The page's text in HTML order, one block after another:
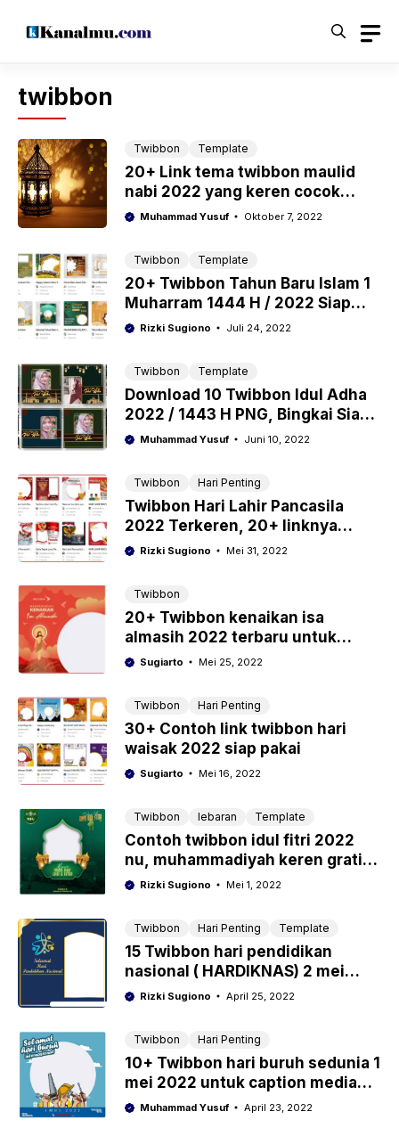
twibbon
Twibbon Template
20+ Link tema twibbon maulid
nabi 2022 yang keren cocok
untuk caption medsos
Muhammad Yusuf Oktober 7, 2022
Twibbon Template
20+ Twibbon Tahun Baru Islam 1
Muharram 1444 H / 2022 Siap
Untuk Photo Profil
Rizki Sugiono Juli 24, 2022
Twibbon Template
Download 10 Twibbon Idul Adha
2022 / 1443 H PNG, Bingkai Siap
Upload Twibbonize
Muhammad Yusuf Juni 10, 2022
Twibbon Hari Penting
Twibbon Hari Lahir Pancasila
2022 Terkeren, 20+ linknya
Berikut Ini !
Rizki Sugiono Mei 31, 2022
Twibbon
20+ Twibbon kenaikan isa
almasih 2022 terbaru untuk
status dan caption media sosial
Sugiarto Mei 25, 2022
Twibbon Hari Penting
30+ Contoh link twibbon hari
waisak 2022 siap pakai
Sugiarto Mei 16, 2022
Twibbon lebaran Template
Contoh twibbon idul fitri 2022
nu, muhammadiyah keren gratis
download
Rizki Sugiono Mei 1, 2022
Twibbon Hari Penting Template
15 Twibbon hari pendidikan
nasional ( HARDIKNAS) 2 mei
2022
Rizki Sugiono April 25, 2022
Twibbon Hari Penting
10+ Twibbon hari buruh sedunia 1
mei 2022 untuk caption media
sosial
Muhammad Yusuf April 23, 2022